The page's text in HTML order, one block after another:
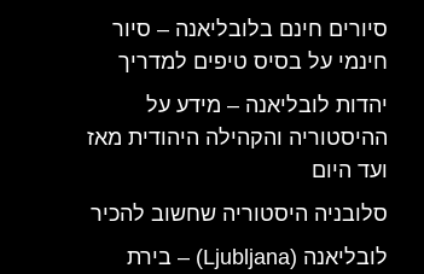
סיורים חינם בלובליאנה – סיור
חינמי על בסיס טיפים למדריך
יהדות לובליאנה – מידע על
ההיסטוריה והקהילה היהודית מאז
ועד היום
סלובניה היסטוריה שחשוב להכיר
לובליאנה (Ljubljana) – בירת